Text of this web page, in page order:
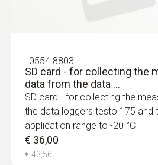
:0602 1793
Robuuste luchtvoeler, TE
: 0554 8803
SD card - for collecting the
data from the data ...
SD card - for collecting the
the data loggers testo 175 and
application range to -20 °C
€ 36,00
€ 43,56